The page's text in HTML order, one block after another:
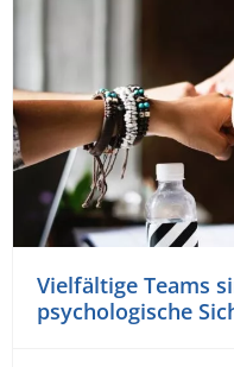
Vielfältige Teams
psychologische